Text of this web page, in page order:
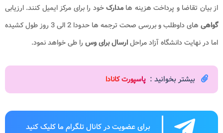
از بیان تقاضا و پرداخت هزینه ها مدارکخود را برای مرکز ایمیل کنند. ارزیابی
گواهی
های داوطلب و بررسی صحت ترجمه ها حدودا 2 الی 3 روز طول کشیده
اما در نهایت دانشگاه آزاد مراحلارسال برای وس را طی خواهد نمود.
بیشتر بخوانید : پاسپورت کانادا
برای عضویت در کانال تلگرام ما کلیک کنید